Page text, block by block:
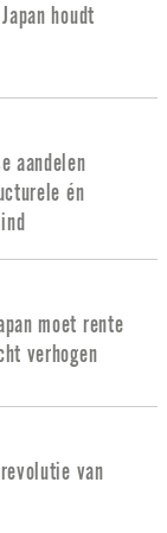
houdt
aandelen
én
moet rente
verhogen
van